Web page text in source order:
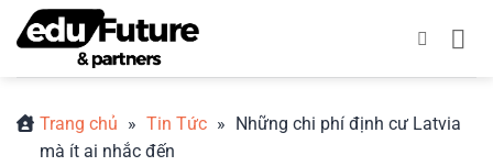
qua
Trang chủ » Tin Tức » Những chi phí định cư Latvia
mà ít ai nhắc đến